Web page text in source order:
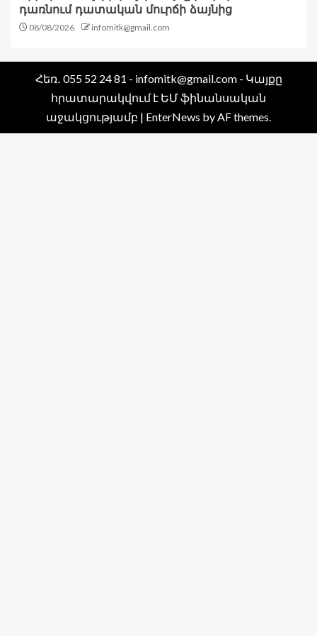
դառնում դատական մուրճի ձայնից
08/08/2026 infomitk@gmail.com
Հեռ․ 055 52 24 81 - infomitk@gmail.com - Կայքը
հրատարակվում է ԵՄ ֆինանսական
աջակցությամբ | EnterNews by AF themes.